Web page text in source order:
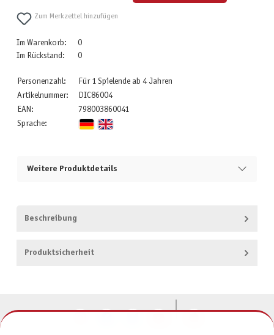
Zum Merkzettel hinzufügen
Im Warenkorb:
0
Im Rückstand:
0
Personenzahl:
Für 1 Spielende ab 4 Jahren
Artikelnummer:
DIC86004
EAN:
798003860041
Sprache:
Weitere Produktdetails
Beschreibung
Produktsicherheit